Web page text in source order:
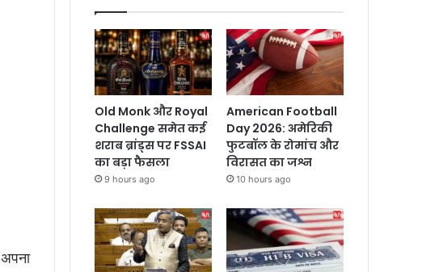
Old Monk और Royal
Challenge समेत कई
शराब ब्रांड्स पर FSSAI
का बड़ा फैसला
9 hours ago
American Football
Day 2026: अमेरिकी
फुटबॉल के रोमांच और
विरासत का जश्न
10 hours ago